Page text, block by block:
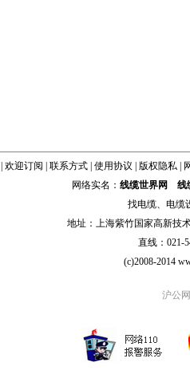
欢迎订阅 联系方式| 使用协议 版权隐私|
网络实名： 线缆世界网
线
找电缆、 电缆
地址：上海紫竹国家高新技
直线：021-
(c)2008-2014
沪公